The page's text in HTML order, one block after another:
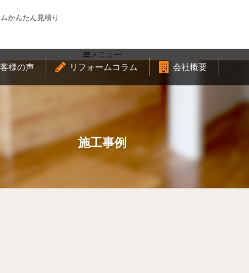
かんたん見積り
様の声 リフォームコラム 会社概要
メニュー
施工事例